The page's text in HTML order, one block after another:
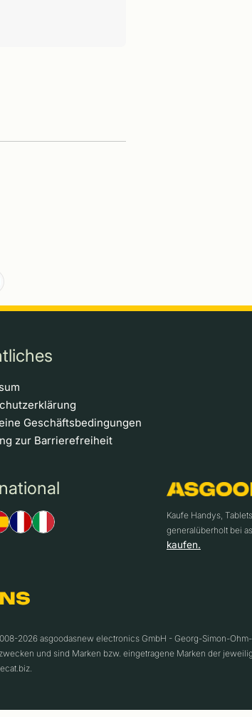
Geschäftsbedingungen
zur Barrierefreiheit
Kaufe Handys,
generalüberholt bei
kaufen.
2026 asgoodasnew electronics GmbH - Georg-Simon-
und sind Marken bzw. eingetragene Marken der